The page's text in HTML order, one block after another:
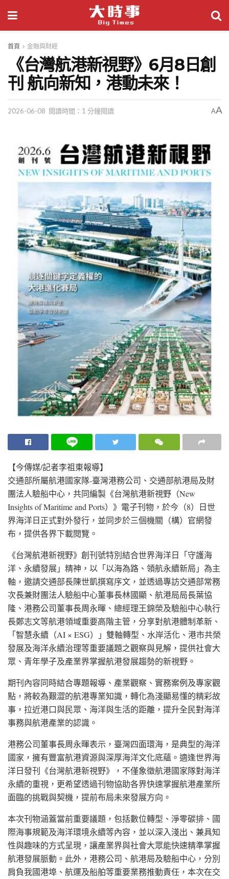
首頁 金融與財經
《台灣航港新視野》6月8日創
刊 航向新知，港動未來！
2026-06-08 閱讀時間：1 分鐘閱讀 AA
【今傳媒/記者李祖東報導】
交通部所屬航港國家隊-臺灣港務公司、交通部航港局及財
團法人驗船中心，共同編製《台灣航港新視野（New
Insights of Maritime and Ports）》電子刊物，於今（8）日世
界海洋日正式對外發行，並同步於三個機關（構）官網發
布，提供各界下載閱覽。
《台灣航港新視野》創刊號特別結合世界海洋日「守護海
洋、永續發展」精神，以「以海為路、領航永續新局」為主
軸，邀請交通部長陳世凱撰寫序文，並透過專訪交通部常務
次長兼財團法人驗船中心董事長林國顯、航港局局長葉協
隆、港務公司董事長周永暉、總經理王錦榮及驗船中心執行
長鄭志文等航港領域重要高階主管，分享對航港體制革新、
「智慧永續（AI × ESG）」雙軸轉型、水岸活化、港市共榮
發展及海洋永續治理等重要議題之觀察與見解，提供社會大
眾、青年學子及產業界掌握航港發展趨勢的新視野。
期刊內容同時結合專題報導、產業觀察、實務案例及專家觀
點，將較為艱澀的航港專業知識，轉化為淺顯易懂的精彩故
事，拉近港口與民眾、海洋與生活的距離，提升全民對海洋
事務與航港產業的認識。
港務公司董事長周永暉表示，臺灣四面環海，是典型的海洋
國家，擁有豐富航港資源與深厚海洋文化底蘊。適逢世界海
洋日發刊《台灣航港新視野》，不僅象徵航港國家隊對海洋
永續的重視，更希望透過刊物協助各界快速掌握航港產業所
面臨的挑戰與契機，提前布局未來發展方向。
本次刊物涵蓋當前重要議題，包括數位轉型、淨零碳排、國
際海事規範及海洋環境永續等內容，並以深入淺出、兼具知
性與趣味的方式呈現，讓產業界與社會大眾能快速精準掌握
航港發展脈動。此外，港務公司、航港局及驗船中心，分別
肩負我國港埠、航運及船舶等重要業務推動責任，本次在交